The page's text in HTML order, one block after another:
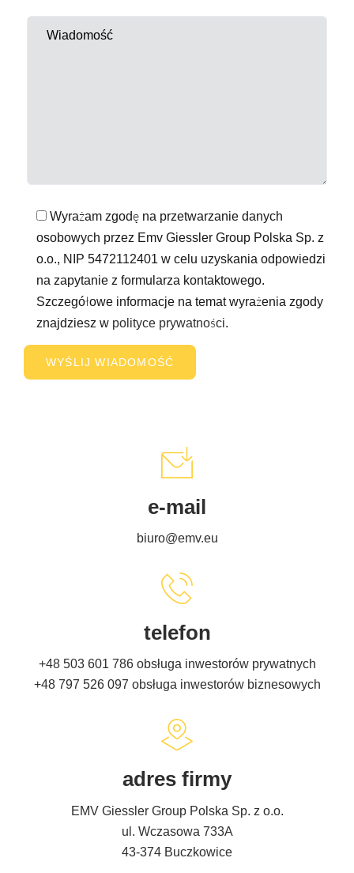
Wyrażam zgodę na przetwarzanie danych
osobowych przez Emv Giessler Group Polska Sp. z
o.o., NIP 5472112401 w celu uzyskania odpowiedzi
na zapytanie z formularza kontaktowego.
Szczegółowe informacje na temat wyrażenia zgody
znajdziesz w polityce prywatności.
e-mail
biuro@emv.eu
telefon
+48 503 601 786 obsługa inwestorów prywatnych
+48 797 526 097 obsługa inwestorów biznesowych
adres firmy
EMV Giessler Group Polska Sp. z o.o.
ul. Wczasowa 733A
43-374 Buczkowice